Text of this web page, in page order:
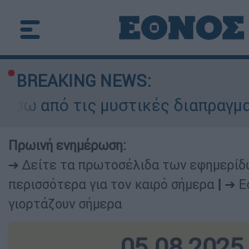
BREAKING NEWS:
διαπραγματεύσεις και
Πρωινή ενημέρωση:
➔ Δείτε τα πρωτοσέλιδα των
περισσότερα για τον καιρό σήμερα
➔
γιορτάζουν σήμερα